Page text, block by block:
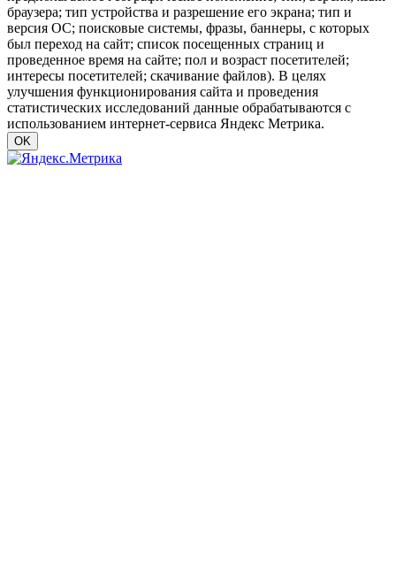
браузера; тип устройства и разрешение его экрана; тип и
версия ОС; поисковые системы, фразы, баннеры, с которых
был переход на сайт; список посещенных страниц и
проведенное время на сайте; пол и возраст посетителей;
интересы посетителей; скачивание файлов). В целях
улучшения функционирования сайта и проведения
статистических исследований данные обрабатываются с
использованием интернет-сервиса Яндекс Метрика.
OK